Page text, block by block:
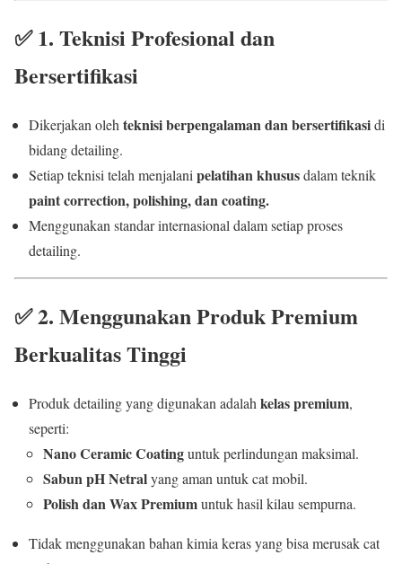
✅1. Teknisi Profesional dan
Bersertifikasi
Dikerjakan oleh teknisi berpengalaman dan bersertifikasidi
bidang detailing.
Setiap teknisi telah menjalani pelatihan khususdalam teknik
paint correction, polishing, dan coating.
Menggunakan standar internasional dalam setiap proses
detailing.
✅2. Menggunakan Produk Premium
Berkualitas Tinggi
Produk detailing yang digunakan adalah kelas premium,
seperti:
Nano Ceramic Coatinguntuk perlindungan maksimal.
Sabun pH Netralyang aman untuk cat mobil.
Polish dan Wax Premiumuntuk hasil kilau sempurna.
Tidak menggunakan bahan kimia keras yang bisa merusak cat